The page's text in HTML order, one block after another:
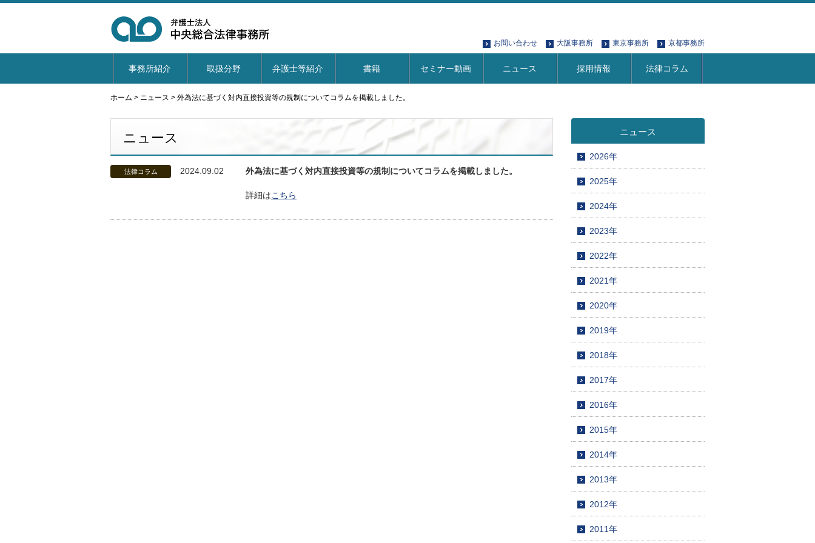
お問い合わせ 大阪事務所 東京事務所 京都事務所
事務所紹介 取扱分野 弁護士等紹介 書籍 セミナー動画 ニュース 採用情報 法律コラム
ホーム > ニュース > 外為法に基づく対内直接投資等の規制についてコラムを掲載しました。
ニュース
法律コラム 2024.09.02 外為法に基づく対内直接投資等の規制についてコラムを掲載しました。
詳細はこちら
ニュース
2026年
2025年
2024年
2023年
2022年
2021年
2020年
2019年
2018年
2017年
2016年
2015年
2014年
2013年
2012年
2011年